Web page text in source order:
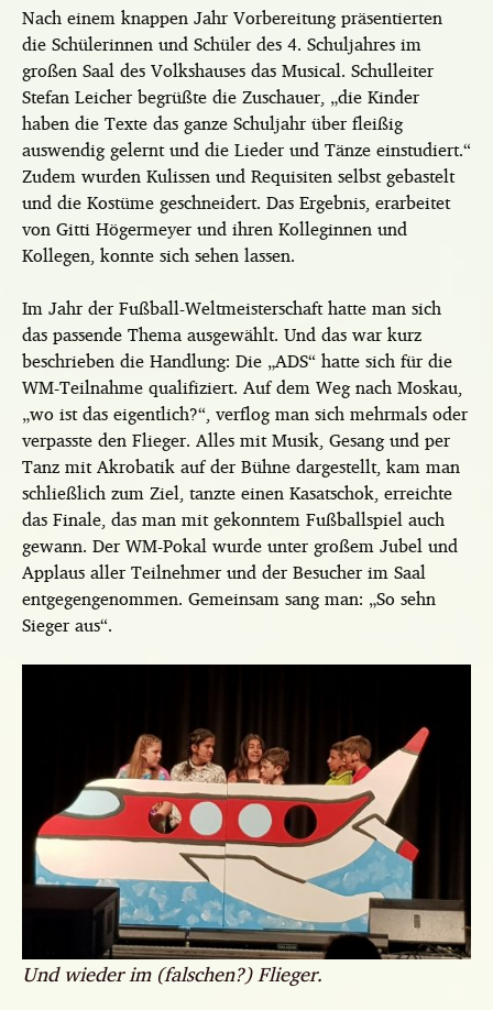
Nach einem knappen Jahr Vorbereitung präsentierten
die Schülerinnen und Schüler des 4. Schuljahres im
großen Saal des Volkshauses das Musical. Schulleiter
Stefan Leicher begrüßte die Zuschauer, „die Kinder
haben die Texte das ganze Schuljahr über fleißig
auswendig gelernt und die Lieder und Tänze einstudiert.“
Zudem wurden Kulissen und Requisiten selbst gebastelt
und die Kostüme geschneidert. Das Ergebnis, erarbeitet
von Gitti Högermeyer und ihren Kolleginnen und
Kollegen, konnte sich sehen lassen.
Im Jahr der Fußball-Weltmeisterschaft hatte man sich
das passende Thema ausgewählt. Und das war kurz
beschrieben die Handlung: Die „ADS“ hatte sich für die
WM-Teilnahme qualifiziert. Auf dem Weg nach Moskau,
„wo ist das eigentlich?“, verflog man sich mehrmals oder
verpasste den Flieger. Alles mit Musik, Gesang und per
Tanz mit Akrobatik auf der Bühne dargestellt, kam man
schließlich zum Ziel, tanzte einen Kasatschok, erreichte
das Finale, das man mit gekonntem Fußballspiel auch
gewann. Der WM-Pokal wurde unter großem Jubel und
Applaus aller Teilnehmer und der Besucher im Saal
entgegengenommen. Gemeinsam sang man: „So sehn
Sieger aus“.
Und wieder im (falschen?) Flieger.